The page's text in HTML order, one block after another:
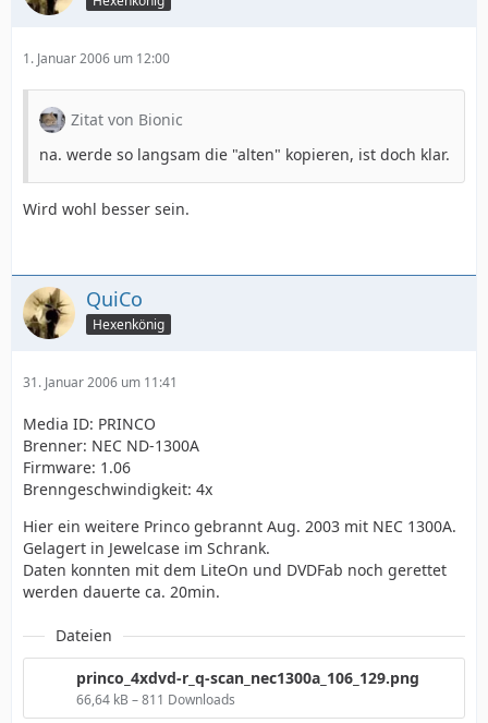
1. Januar 2006 um 12:00
Zitat von Bionic
na. werde so langsam die "alten" kopieren, ist doch klar.
Wird wohl besser sein.
QuiCo
Hexenkönig
31. Januar 2006 um 11:41
Media ID: PRINCO
Brenner: NEC ND-1300A
Firmware: 1.06
Brenngeschwindigkeit: 4x
Hier ein weitere Princo gebrannt Aug. 2003 mit NEC 1300A.
Gelagert in Jewelcase im Schrank.
Daten konnten mit dem LiteOn und DVDFab noch gerettet
werden dauerte ca. 20min.
Dateien
princo_4xdvd-r_q-scan_nec1300a_106_129.png
66,64 kB – 811 Downloads